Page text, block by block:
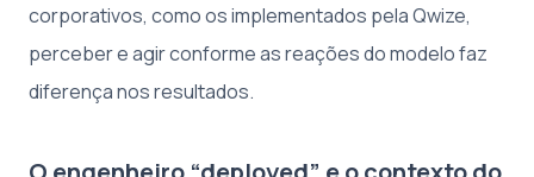
corporativos, como os implementados pela Qwize,
perceber e agir conforme as reações do modelo faz
diferença nos resultados.